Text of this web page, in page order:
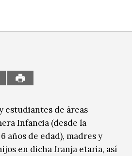
estudiantes de áreas
Infancia (desde la
años de edad), madres y
en dicha franja etaria, así